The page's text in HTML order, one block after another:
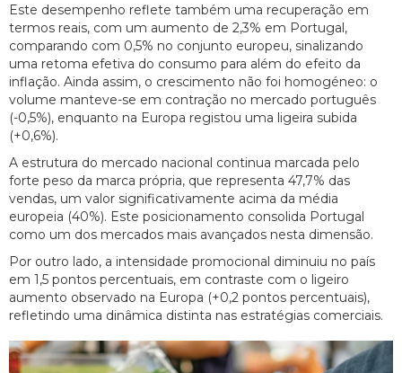
Este desempenho reflete também uma recuperação em
termos reais, com um aumento de 2,3% em Portugal,
comparando com 0,5% no conjunto europeu, sinalizando
uma retoma efetiva do consumo para além do efeito da
inflação. Ainda assim, o crescimento não foi homogéneo: o
volume manteve-se em contração no mercado português
(-0,5%), enquanto na Europa registou uma ligeira subida
(+0,6%).
A estrutura do mercado nacional continua marcada pelo
forte peso da marca própria, que representa 47,7% das
vendas, um valor significativamente acima da média
europeia (40%). Este posicionamento consolida Portugal
como um dos mercados mais avançados nesta dimensão.
Por outro lado, a intensidade promocional diminuiu no país
em 1,5 pontos percentuais, em contraste com o ligeiro
aumento observado na Europa (+0,2 pontos percentuais),
refletindo uma dinâmica distinta nas estratégias comerciais.